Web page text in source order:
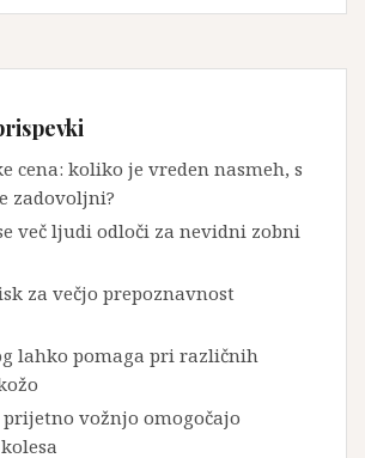
cena: koliko je vreden nasmeh, s
zadovoljni?
več ljudi odloči za nevidni zobni
za večjo prepoznavnost
lahko pomaga pri različnih
vožnjo omogočajo